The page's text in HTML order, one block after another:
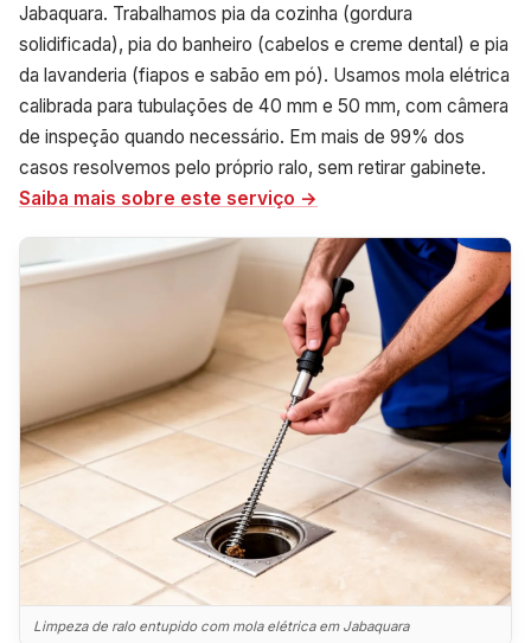
Jabaquara. Trabalhamos pia da cozinha (gordura
solidificada), pia do banheiro (cabelos e creme dental) e pia
da lavanderia (fiapos e sabão em pó). Usamos mola elétrica
calibrada para tubulações de 40 mm e 50 mm, com câmera
de inspeção quando necessário. Em mais de 99% dos
casos resolvemos pelo próprio ralo, sem retirar gabinete.
Saiba mais sobre este serviço →
Limpeza de ralo entupido com mola elétrica em Jabaquara